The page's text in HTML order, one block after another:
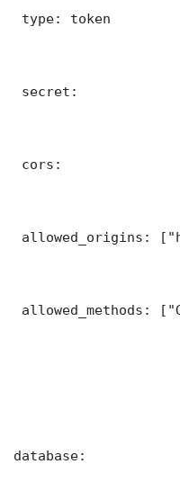
type: token
secret:
cors:
allowed_origins:
allowed_methods:
database: